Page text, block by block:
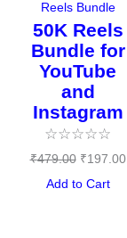
Reels Bundle
50K Reels
Bundle for
YouTube
and
Instagram
☆☆☆☆☆
₹479.00 ₹197.00
Add to Cart